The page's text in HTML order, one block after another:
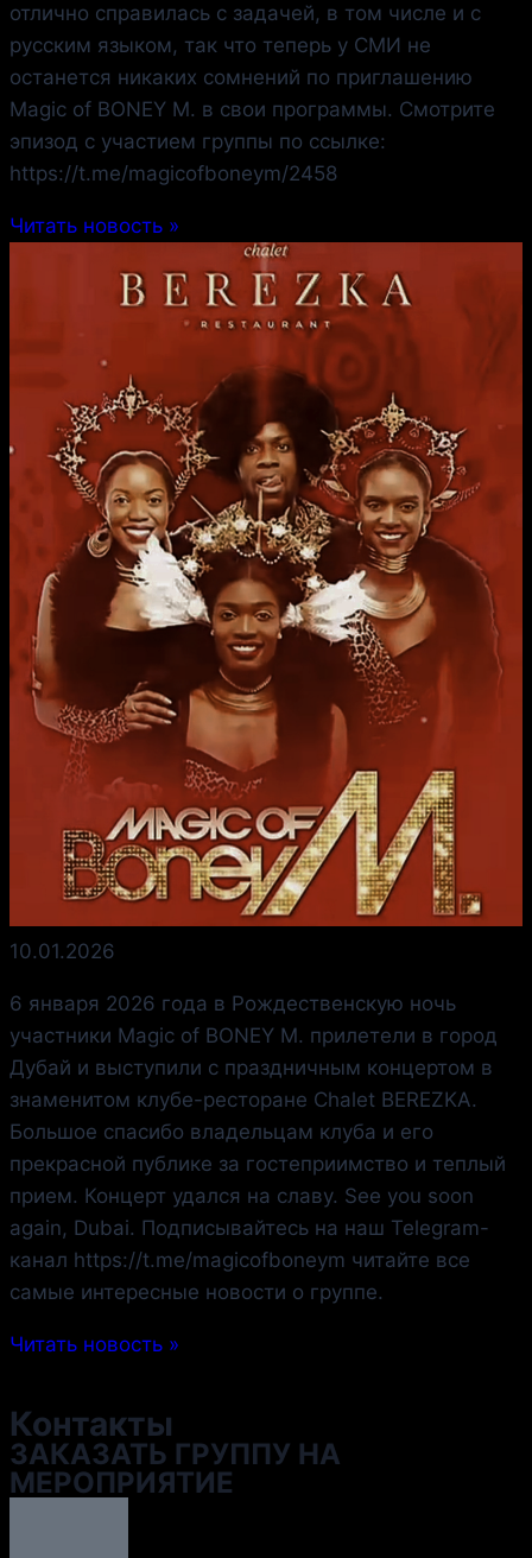
отлично справилась с задачей, в том числе и с
русским языком, так что теперь у СМИ не
останется никаких сомнений по приглашению
Magic of BONEY M. в свои программы. Смотрите
эпизод с участием группы по ссылке:
https://t.me/magicofboneym/2458
Читать новость »
10.01.2026
6 января 2026 года в Рождественскую ночь
участники Magic of BONEY M. прилетели в город
Дубай и выступили с праздничным концертом в
знаменитом клубе-ресторане Chalet BEREZKA.
Большое спасибо владельцам клуба и его
прекрасной публике за гостеприимство и теплый
прием. Концерт удался на славу. See you soon
again, Dubai. Подписывайтесь на наш Telegram-
канал https://t.me/magicofboneym читайте все
самые интересные новости о группе.
Читать новость »
Контакты
ЗАКАЗАТЬ ГРУППУ НА
МЕРОПРИЯТИЕ